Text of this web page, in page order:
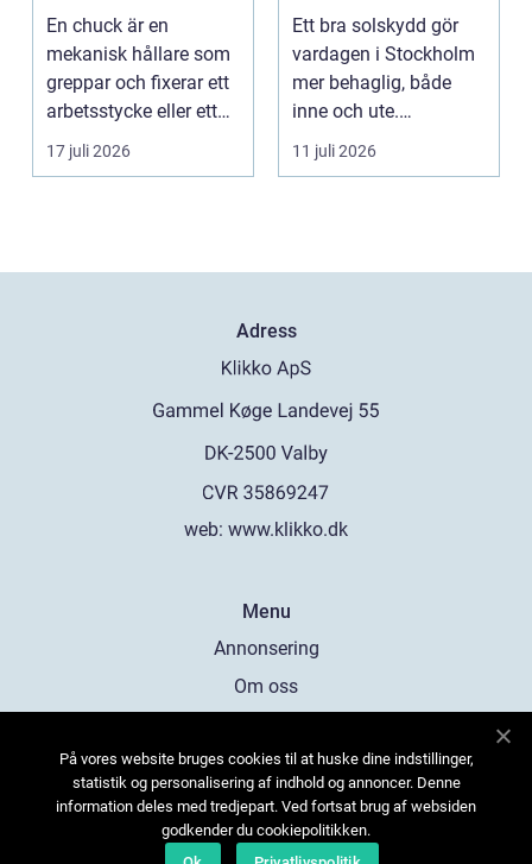
uppspänning
En chuck är en
mekanisk hållare som
greppar och fixerar ett
arbetsstycke eller ett
verktyg, oftast i...
17 juli 2026
stadsliv och
uteplatser
Ett bra solskydd gör
vardagen i Stockholm
mer behaglig, både
inne och ute.
Somrarna kan vara
varma, ...
11 juli 2026
Adress
web: www.klikko.dk
Menu
Annonsering
Om oss
Kontakta oss
Sitemap
På vores website bruges cookies til at huske dine indstillinger,
statistik og personalisering af indhold og annoncer. Denne
information deles med tredjepart. Ved fortsat brug af websiden
godkender du cookiepolitikken.